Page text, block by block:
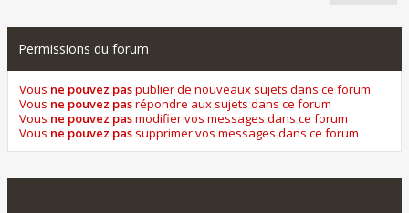
Permissions du forum
Vous ne pouvez paspublier de nouveaux sujets dans ce forum
Vous ne pouvez pasrépondre aux sujets dans ce forum
Vous ne pouvez pasmodifier vos messages dans ce forum
Vous ne pouvez pas supprimer vos messages dans ce forum